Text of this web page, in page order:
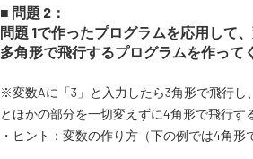
■ 問題 2：
問題 1で作ったプログラムを応用して
多角形で飛行するプログラムを作って
※変数Aに「3」と入力したら3角形で飛行し
とほかの部分を一切変えずに4角形で飛行す
・ヒント：変数の作り方（下の例では4角形